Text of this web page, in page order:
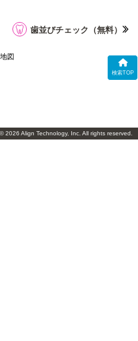
検索TOP
歯並びチェック （無料）
図
© 2026 Align Technology, Inc. All rights reserved.